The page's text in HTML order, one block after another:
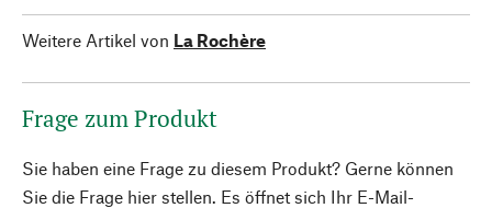
Weitere Artikel von La Rochère
Frage zum Produkt
Sie haben eine Frage zu diesem Produkt? Gerne können
Sie die Frage hier stellen. Es öffnet sich Ihr E-Mail-